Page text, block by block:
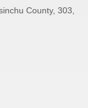
County, 303,